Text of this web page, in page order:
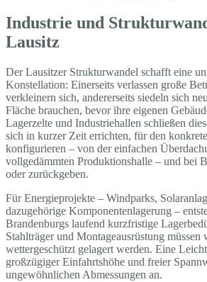
Industrie und
Lausitz
Der Lausitzer Strukturwandel schafft eine
Konstellation: Einerseits verlassen große
verkleinern sich, andererseits siedeln sich
Fläche brauchen, bevor ihre eigenen
Lagerzelte und Industriehallen schließen
sich in kurzer Zeit errichten, für den
konfigurieren – von der einfachen
vollgedämmten Produktionshalle – und bei
oder zurückgeben.
Für Energieprojekte – Windparks,
dazugehörige Komponentenlagerung –
Brandenburgs laufend kurzfristige
Stahlträger und Montageausrüstung müssen
wettergeschützt gelagert werden. Eine
großzügiger Einfahrtshöhe und freier
ungewöhnlichen Abmessungen an.